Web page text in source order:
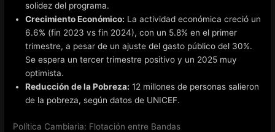
solidez del programa.
Crecimiento Económico: La actividad económica creció un
6.6% (fin 2023 vs fin 2024), con un 5.8% en el primer
trimestre, a pesar de un ajuste del gasto público del 30%.
Se espera un tercer trimestre positivo y un 2025 muy
optimista.
Reducción de la Pobreza: 12 millones de personas salieron
de la pobreza, según datos de UNICEF.
Política Cambiaria: Flotación entre Bandas